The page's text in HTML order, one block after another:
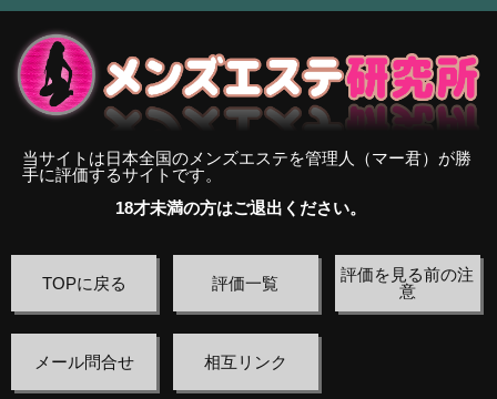
当サイトは日本全国のメンズエステを管理人（マー君）が勝
手に評価するサイトです。
18才未満の方はご退出ください。
TOPに戻る 評価一覧
評価を見る前の注
意
メール問合せ 相互リンク